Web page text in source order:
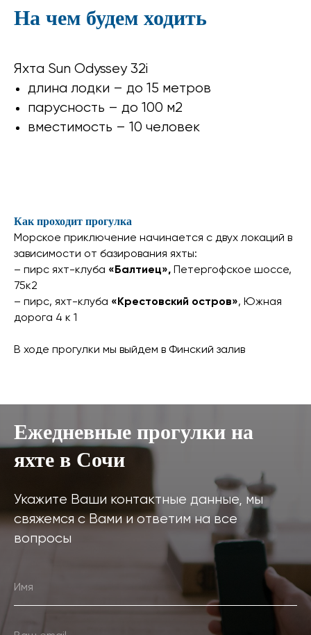
На чем будем ходить
Яхта Sun Odyssey 32i
длина лодки – до 15 метров
парусность – до 100 м2
вместимость – 10 человек
Как проходит прогулка
Морское приключение начинается с двух локаций в
зависимости от базирования яхты:
– пирс яхт-клуба «Балтиец»,
Петергофское шоссе,
75к2
– пирс, яхт-клуба «Крестовский остров», Южная
дорога 4 к 1
В ходе прогулки мы выйдем в Финский залив
Ежедневные прогулки на
яхте в Сочи
Укажите Ваши контактные данные, мы
свяжемся с Вами и ответим на все
вопросы